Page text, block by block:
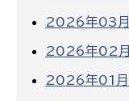
2026年03月
2026年02月
2026年01月